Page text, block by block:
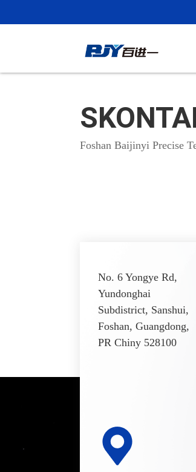
Foshan Baijinyi Precise
No. 6 Yongye Rd,
Yundonghai
Subdistrict, Sanshui,
Foshan, Guangdong,
PR Chiny 528100